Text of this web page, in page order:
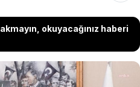
okuyacağınız haberi